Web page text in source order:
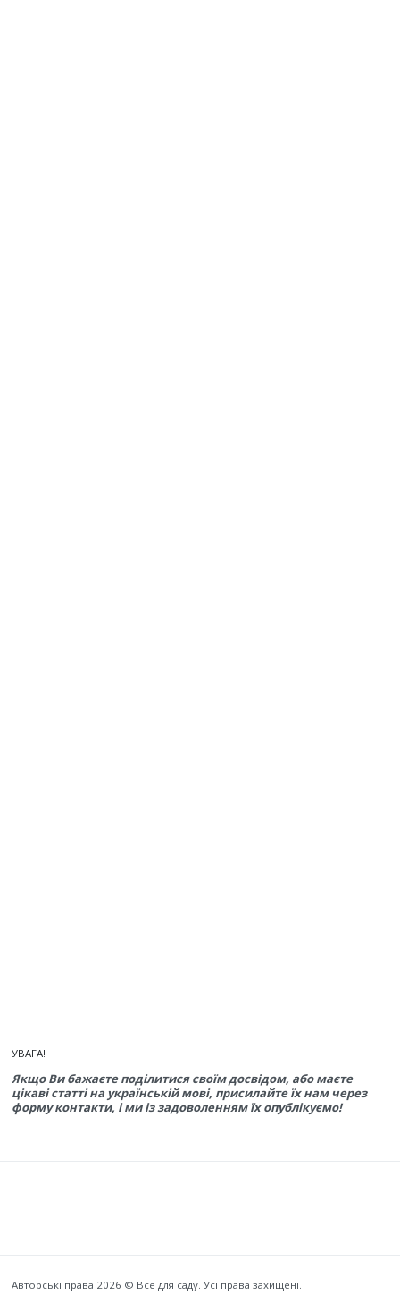
УВАГА!
Якщо Ви бажаєте поділитися своїм досвідом, або маєте
цікаві статті на українській мові, присилайте їх нам через
форму контакти, і ми із задоволенням їх опублікуємо!
Авторські права 2026 © Все для саду. Усі права захищені.